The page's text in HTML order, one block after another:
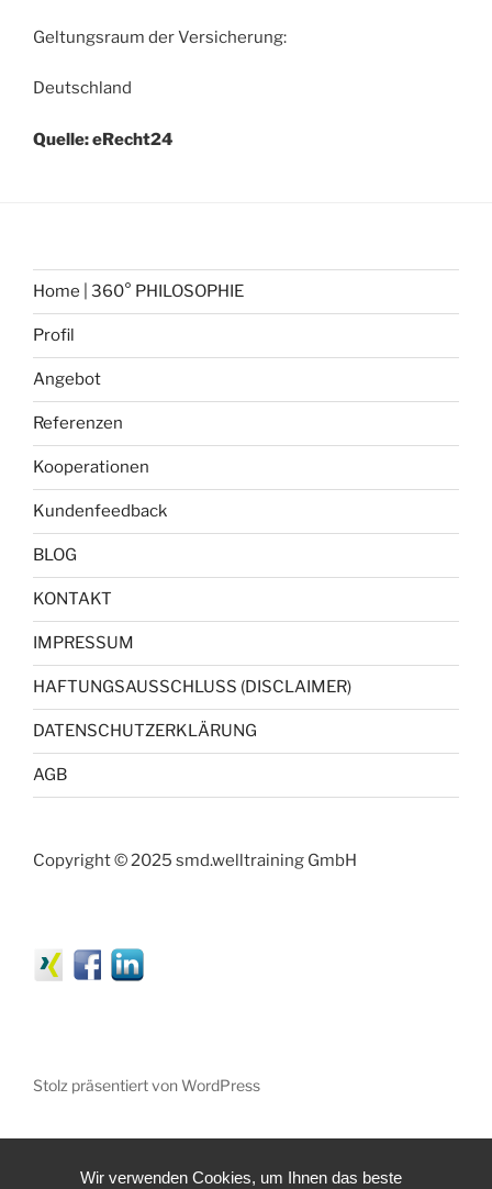
Geltungsraum der Versicherung:
Deutschland
Quelle: eRecht24
Home | 360° PHILOSOPHIE
Profil
Angebot
Referenzen
Kooperationen
Kundenfeedback
BLOG
KONTAKT
IMPRESSUM
HAFTUNGSAUSSCHLUSS (DISCLAIMER)
DATENSCHUTZERKLÄRUNG
AGB
Copyright © 2025 smd.welltraining GmbH
Stolz präsentiert von WordPress
Wir verwenden Cookies, um Ihnen das beste